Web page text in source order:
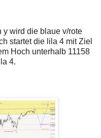
y wird die blaue v/rote
startet die lila 4 mit Ziel
Hoch unterhalb 11158
4.